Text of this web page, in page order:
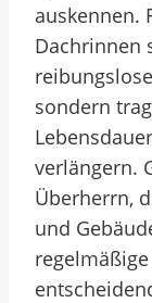
auskennen.
Dachrinnen
sondern
verlängern.
Überherrn,
und